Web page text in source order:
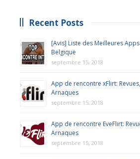
Recent Posts
[Avis] Liste des Meilleures
Belgique
septembre 15, 2018
App de rencontre xFlirt:
Arnaques
septembre 15, 2018
App de rencontre EveFlirt:
Arnaques
septembre 15, 2018